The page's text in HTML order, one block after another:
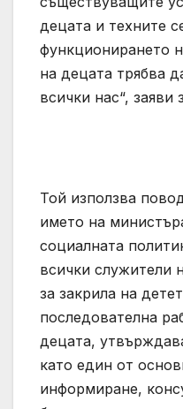
децата и техните
функционирането
на децата трябва
всички нас“,
Той използва
името на
социалната
всички служители
за закрила на
последователна
децата,
като един от
информиране,